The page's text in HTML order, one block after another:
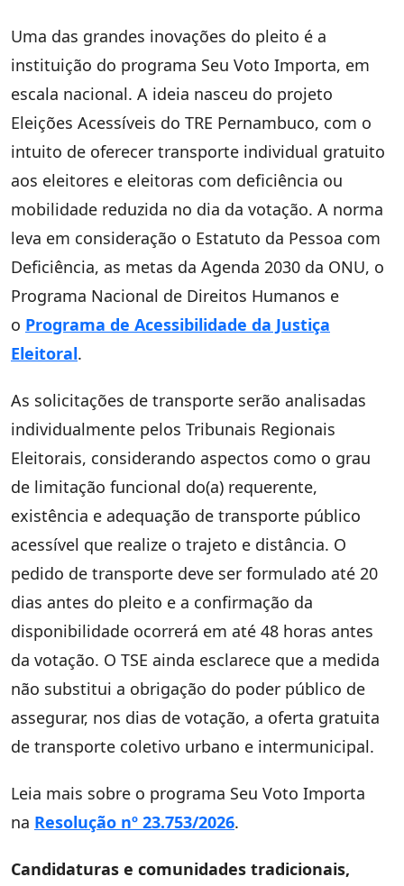
Uma das grandes inovações do pleito é a
instituição do programa Seu Voto Importa, em
escala nacional. A ideia nasceu do projeto
Eleições Acessíveis do TRE Pernambuco, com o
intuito de oferecer transporte individual gratuito
aos eleitores e eleitoras com deficiência ou
mobilidade reduzida no dia da votação. A norma
leva em consideração o Estatuto da Pessoa com
Deficiência, as metas da Agenda 2030 da ONU, o
Programa Nacional de Direitos Humanos e
o Programa de Acessibilidade da Justiça
Eleitoral.
As solicitações de transporte serão analisadas
individualmente pelos Tribunais Regionais
Eleitorais, considerando aspectos como o grau
de limitação funcional do(a) requerente,
existência e adequação de transporte público
acessível que realize o trajeto e distância. O
pedido de transporte deve ser formulado até 20
dias antes do pleito e a confirmação da
disponibilidade ocorrerá em até 48 horas antes
da votação. O TSE ainda esclarece que a medida
não substitui a obrigação do poder público de
assegurar, nos dias de votação, a oferta gratuita
de transporte coletivo urbano e intermunicipal.
Leia mais sobre o programa Seu Voto Importa
na Resolução nº 23.753/2026.
Candidaturas e comunidades tradicionais,